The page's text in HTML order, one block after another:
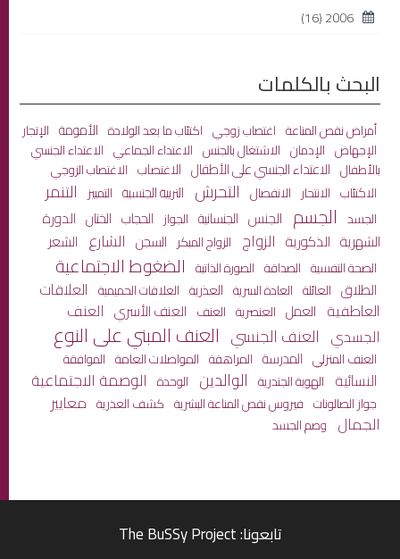
2006
(16)
البحث بالكلمات
أمراض نقص المناعة اغتصاب زوجي اكتئاب ما بعد الولادة الأمومة الإتجار
الإجهاض الإدمان الاشتغال بالجنس الاعتداء الجماعي الاعتداء الجنسي
بالأطفال الاعتداء الجنسي على الأطفال الاغتصاب الاغتصاب الزوجي
الاكتئاب الانتحار الانفصال التحرش التربية الجنسية التمييز التنمر
الجسد الجسم الجنس الجنسانية الجواز الحجاب الختان الدورة
الشهرية الذكورية الزواج الزواج المبكر السجن الشارع الشعر
الصحة النفسية الصداقة الصورة الذاتية الضغوط الاجتماعية
الطلاق العائلة العادة السرية العذرية العلاقات الحميمية العلاقات
العاطفية العمل العنصرية العنف العنف الأسري العنف
الجسدي العنف الجنسي العنف المبني على النوع
العنف المنزلي المدرسة المراهقة المواصلات العامة الموافقة
النسائية الهوية الجندرية الوالدين الوحدة الوصمة الاجتماعية
جواز الصالونات فيروس نقص المناعة البشرية كشف العذرية معايير
الجمال وصم الجسد
تابعونا: The BuSSy Project